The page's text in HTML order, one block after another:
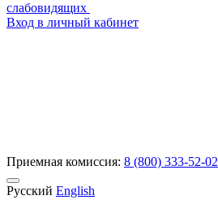
слабовидящих
Вход в личный кабинет
Приемная комиссия: 8 (800) 333-52-02
Русский English